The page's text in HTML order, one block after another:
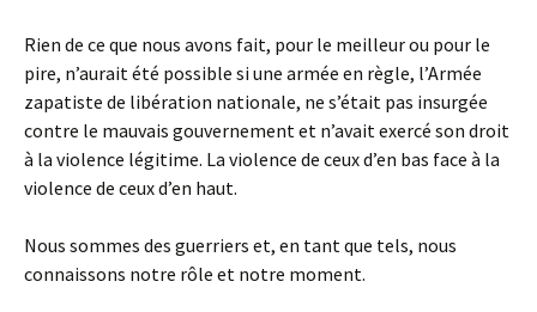
Rien de ce que nous avons fait, pour le meilleur ou pour le
pire, n’aurait été possible si une armée en règle, l’Armée
zapatiste de libération nationale, ne s’était pas insurgée
contre le mauvais gouvernement et n’avait exercé son droit
à la violence légitime. La violence de ceux d’en bas face à la
violence de ceux d’en haut.
Nous sommes des guerriers et, en tant que tels, nous
connaissons notre rôle et notre moment.